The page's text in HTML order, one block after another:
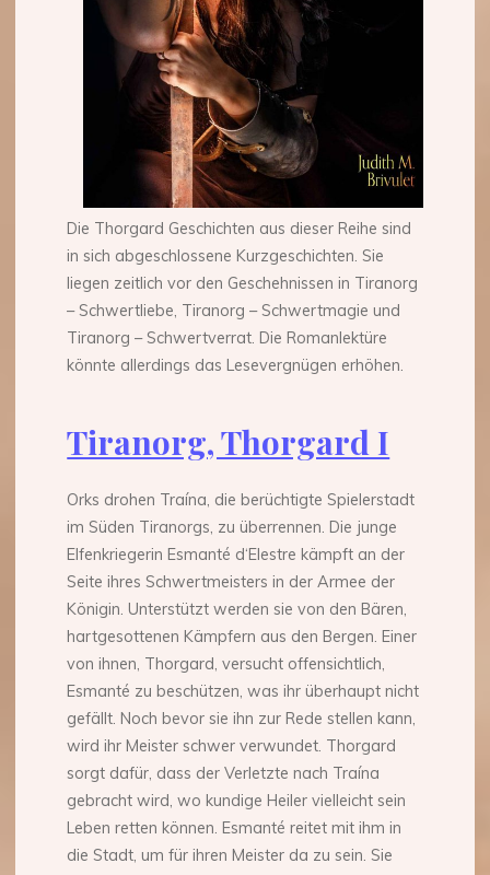
Die Thorgard Geschichten aus dieser Reihe sind
in sich abgeschlossene Kurzgeschichten. Sie
liegen zeitlich vor den Geschehnissen in Tiranorg
– Schwertliebe, Tiranorg – Schwertmagie und
Tiranorg – Schwertverrat. Die Romanlektüre
könnte allerdings das Lesevergnügen erhöhen.
Tiranorg, Thorgard I
Orks drohen Traína, die berüchtigte Spielerstadt
im Süden Tiranorgs, zu überrennen. Die junge
Elfenkriegerin Esmanté d‘Elestre kämpft an der
Seite ihres Schwertmeisters in der Armee der
Königin. Unterstützt werden sie von den Bären,
hartgesottenen Kämpfern aus den Bergen. Einer
von ihnen, Thorgard, versucht offensichtlich,
Esmanté zu beschützen, was ihr überhaupt nicht
gefällt. Noch bevor sie ihn zur Rede stellen kann,
wird ihr Meister schwer verwundet. Thorgard
sorgt dafür, dass der Verletzte nach Traína
gebracht wird, wo kundige Heiler vielleicht sein
Leben retten können. Esmanté reitet mit ihm in
die Stadt, um für ihren Meister da zu sein. Sie